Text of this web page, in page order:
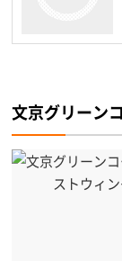
文京グリーン